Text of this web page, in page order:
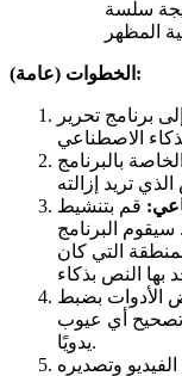
سلسة
الخطوات (عامة):
برنامج تحرير
بالبرنامج
قم بتنشيط
سيقوم البرنامج
التي كان
الأدوات بضبط
تصحيح أي عيوب
يدويًا.